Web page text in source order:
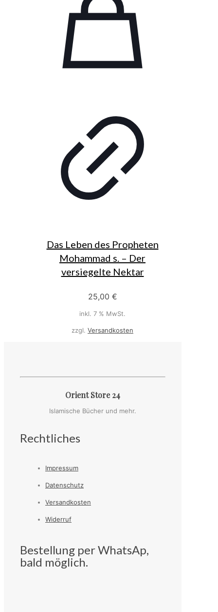
Das Leben des Propheten
Mohammad s. – Der
versiegelte Nektar
25,00 €
inkl. 7 % MwSt.
zzgl. Versandkosten
Orient Store 24
Islamische Bücher und mehr.
Rechtliches
Impressum
Datenschutz
Versandkosten
Widerruf
Bestellung per WhatsAp,
bald möglich.